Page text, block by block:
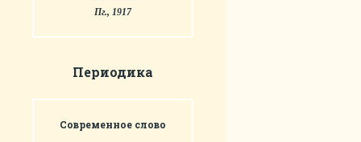
Пг., 1917
Периодика
Современное слово